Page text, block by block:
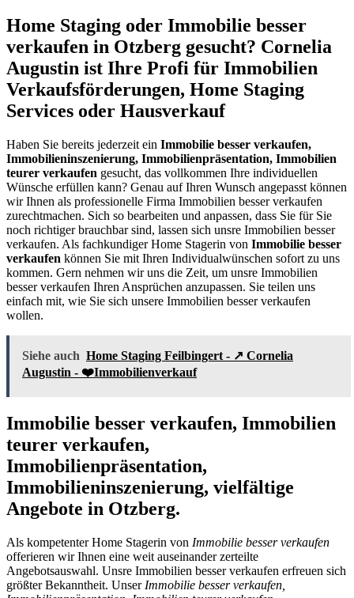
Home Staging oder Immobilie besser
verkaufen in Otzberg gesucht? Cornelia
Augustin ist Ihre Profi für Immobilien
Verkaufsförderungen, Home Staging
Services oder Hausverkauf
Haben Sie bereits jederzeit ein Immobilie besser verkaufen,
Immobilieninszenierung, Immobilienpräsentation, Immobilien
teurer verkaufen gesucht, das vollkommen Ihre individuellen
Wünsche erfüllen kann? Genau auf Ihren Wunsch angepasst können
wir Ihnen als professionelle Firma Immobilien besser verkaufen
zurechtmachen. Sich so bearbeiten und anpassen, dass Sie für Sie
noch richtiger brauchbar sind, lassen sich unsre Immobilien besser
verkaufen. Als fachkundiger Home Stagerin von Immobilie besser
verkaufen können Sie mit Ihren Individualwünschen sofort zu uns
kommen. Gern nehmen wir uns die Zeit, um unsre Immobilien
besser verkaufen Ihren Ansprüchen anzupassen. Sie teilen uns
einfach mit, wie Sie sich unsere Immobilien besser verkaufen
wollen.
Siehe auch Home Staging Feilbingert - ↗️ Cornelia
Augustin - ❤️Immobilienverkauf
Immobilie besser verkaufen, Immobilien
teurer verkaufen,
Immobilienpräsentation,
Immobilieninszenierung, vielfältige
Angebote in Otzberg.
Als kompetenter Home Stagerin von Immobilie besser verkaufen
offerieren wir Ihnen eine weit auseinander zerteilte
Angebotsauswahl. Unsre Immobilien besser verkaufen erfreuen sich
größter Bekanntheit. Unser Immobilie besser verkaufen,